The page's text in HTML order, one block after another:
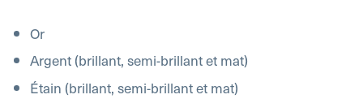
Or
Argent (brillant, semi-brillant et mat)
Étain (brillant, semi-brillant et mat)